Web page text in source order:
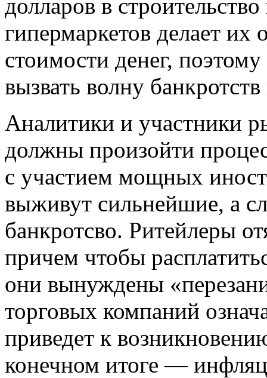
долларов в
гипермаркетов делает
стоимости денег,
вызвать волну
Аналитики и участники
должны произойти
с участием мощных
выживут сильнейшие, а
банкротсво. Ритейлеры
причем чтобы
они вынуждены
торговых компаний
приведет к
конечном итоге —